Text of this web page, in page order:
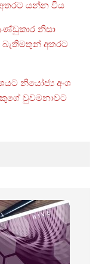
අතරට යන්න විය
නිසා
බැතිමතුන් අතරට
නියෝජ්‍ය අංශ
වුවමනාවට